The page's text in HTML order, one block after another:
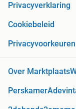
Privacyverklaring
Cookiebeleid
Privacyvoorkeuren
Over Marktplaats
Perskamer